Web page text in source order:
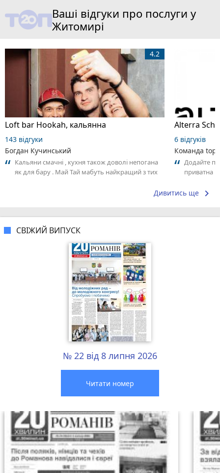
Ваші відгуки про послуги у
Житомирі
Loft bar Hookah, кальянна
4.2
143 відгуки
Богдан Кучинський
Кальяни смачні , кухня також доволі непогана
як для бару . Май Тай мабуть найкращий з тих
6 відгуків
Команда
Додайте
приватна
Дивитись ще keyboard_arrow_right
СВІЖИЙ ВИПУСК
№ 22 від 8 липня 2026
Читати номер